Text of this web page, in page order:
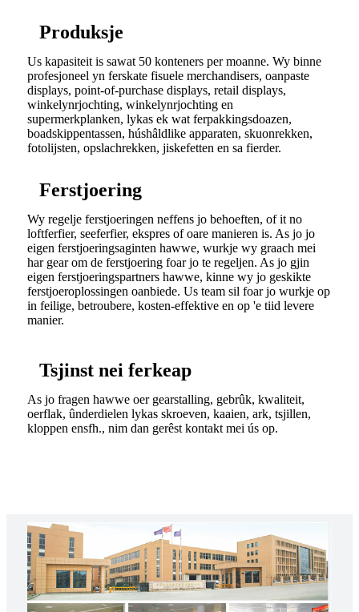
Produksje
Us kapasiteit is sawat 50 konteners per moanne. Wy binne
profesjoneel yn ferskate fisuele merchandisers, oanpaste
displays, point-of-purchase displays, retail displays,
winkelynrjochting, winkelynrjochting en
supermerkplanken, lykas ek wat ferpakkingsdoazen,
boadskippentassen, húshâldlike apparaten, skuonrekken,
fotolijsten, opslachrekken, jiskefetten en sa fierder.
Ferstjoering
Wy regelje ferstjoeringen neffens jo behoeften, of it no
loftferfier, seeferfier, ekspres of oare manieren is. As jo ​​jo
eigen ferstjoeringsaginten hawwe, wurkje wy graach mei
har gear om de ferstjoering foar jo te regeljen. As jo ​​gjin
eigen ferstjoeringspartners hawwe, kinne wy ​​jo geskikte
ferstjoeroplossingen oanbiede. Us team sil foar jo wurkje op
in feilige, betroubere, kosten-effektive en op 'e tiid levere
manier.
Tsjinst nei ferkeap
As jo ​​fragen hawwe oer gearstalling, gebrûk, kwaliteit,
oerflak, ûnderdielen lykas skroeven, kaaien, ark, tsjillen,
kloppen ensfh., nim dan gerêst kontakt mei ús op.